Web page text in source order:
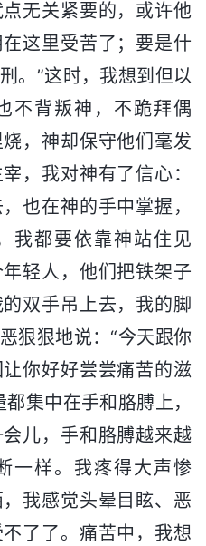
无关紧要的，或许他
这里受苦了；要是什
。”这时，我想到但以
不背叛神，不跪拜偶
，神却保守他们毫发
，我对神有了信心：
也在神的手中掌握，
我都要依靠神站住见
轻人，他们把铁架子
双手吊上去，我的脚
狠狠地说：“今天跟你
你好好尝尝痛苦的滋
集中在手和胳膊上，
儿，手和胳膊越来越
一样。我疼得大声惨
我感觉头晕目眩、恶
了了。痛苦中，我想